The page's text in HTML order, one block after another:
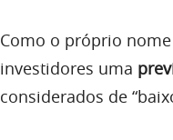
Como o próprio
investidores uma
considerados de